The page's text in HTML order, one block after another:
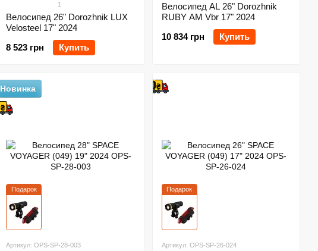
1
Велосипед 26" Dorozhnik LUX
Velosteel 17" 2024
8 523 грн
Купить
Велосипед AL 26" Dorozhnik
RUBY AM Vbr 17" 2024
10 834 грн
Купить
Подарок
Новинка
Артикул: OPS-SP-28-003
Подарок
Артикул: OPS-SP-26-024